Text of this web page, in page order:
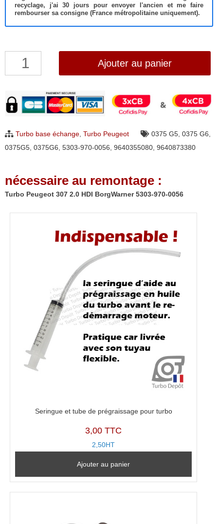
recyclage, j'ai 30 jours pour envoyer l'ancien et me faire
rembourser sa consigne (France métropolitaine uniquement).
quantité
Peugeot
307
HDI
BorgWarner
970-
0056
Ajouter au panier
Turbo base échange Turbo Peugeot 0375 G5 0375 G6
0375G5 0375G6 5303-970-0056 9640355080 9640873380
nécessaire au remontage :
Turbo Peugeot 307 2.0 HDI BorgWarner 5303-970-0056
Seringue et tube de prégraissage pour turbo
3,00 TTC
2,50HT
Ajouter au panier